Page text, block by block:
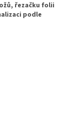
řezačku folii
podle